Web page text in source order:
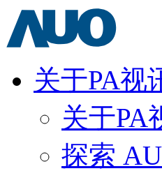
关于PA视
关于PA
探索